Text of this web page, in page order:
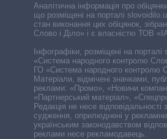
Аналітична інформація про обіцянки
що розміщені на порталі
стан виконання цих обіцянок,
Слово і Діло» і є власністю ТОВ
Інфографіки, розміщені на порталі
«Система народного контролю
ГО «Система народного контролю
Матеріали, відмічені значками,
реклами: «Промо», «Новини
«Партнерський матеріал»,
Редакція не несе відповідальності
судження, оприлюднені у
українським законодавством
реклами несе рекламодавець.